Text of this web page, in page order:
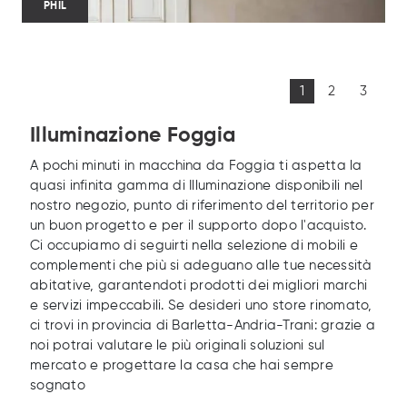
PHIL
1 2 3
Illuminazione Foggia
A pochi minuti in macchina da Foggia ti aspetta la
quasi infinita gamma di Illuminazione disponibili nel
nostro negozio, punto di riferimento del territorio per
un buon progetto e per il supporto dopo l'acquisto.
Ci occupiamo di seguirti nella selezione di mobili e
complementi che più si adeguano alle tue necessità
abitative, garantendoti prodotti dei migliori marchi
e servizi impeccabili. Se desideri uno store rinomato,
ci trovi in provincia di Barletta-Andria-Trani: grazie a
noi potrai valutare le più originali soluzioni sul
mercato e progettare la casa che hai sempre
sognato